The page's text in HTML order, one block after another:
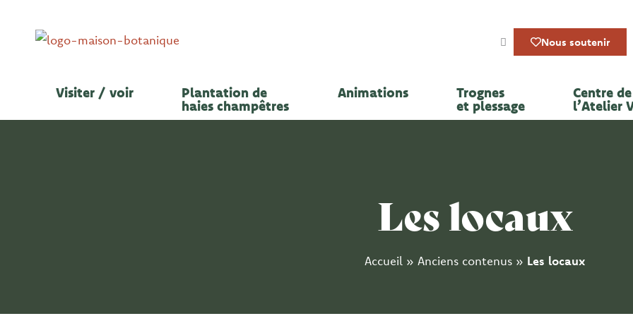
Nous soutenir
Visiter / voir Plantation de
haies champêtres
Animations Trognes
et plessage
Centre
l’Atelier
Les locaux
Accueil » Anciens contenus » Les locaux